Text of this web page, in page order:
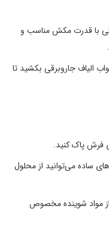
با قدرت مکش مناسب و
الیاف جاروبرقی بکشید تا
فرش پاک کنید.
ساده می‌توانید از محلول
مواد شوینده مخصوص